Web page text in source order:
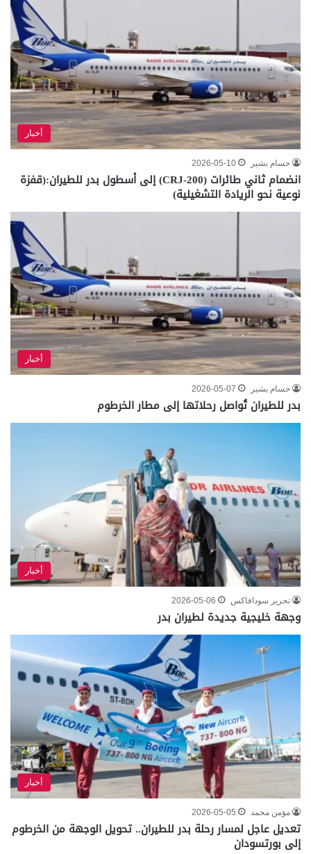
أخبار
حسام بشير 2026-05-10
انضمام ثاني طائرات (CRJ-200) إلى أسطول بدر للطيران:(قفزة
نوعية نحو الريادة التشغيلية)
أخبار
حسام بشير 2026-05-07
بدر للطيران تُواصل رحلاتها إلى مطار الخرطوم
أخبار
تحرير سودافاكس 2026-05-06
وجهة خليجية جديدة لطيران بدر
أخبار
مؤمن محمد 2026-05-05
تعديل عاجل لمسار رحلة بدر للطيران.. تحويل الوجهة من الخرطوم
إلى بورتسودان